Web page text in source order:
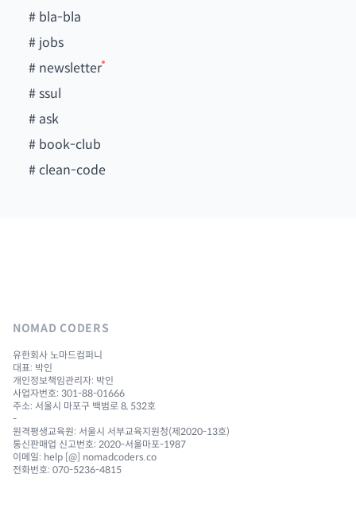
# bla-bla
# jobs
# newsletter
#ssul
# ask
# book-club
#clean-code
NOMAD CODERS
유한회사 노마드컴퍼니
대표: 박인
개인정보책임관리자: 박인
사업자번호: 301-88-01666
주소: 서울시 마포구 백범로 8, 532호
-
원격평생교육원: 서울시 서부교육지원청(제2020-13호)
통신판매업 신고번호: 2020-서울마포-1987
이메일: help [@] nomadcoders.co
전화번호: 070-5236-4815